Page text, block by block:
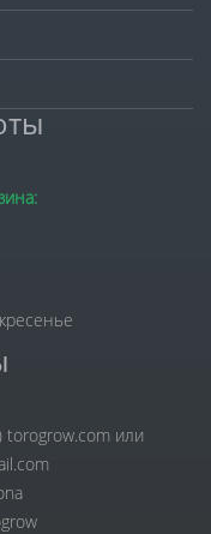
torogrow.com или